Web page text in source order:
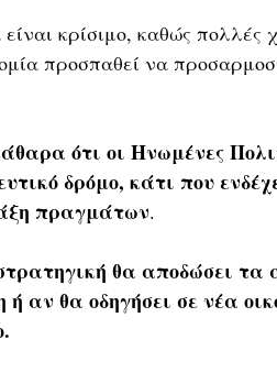
κρίσιμο, καθώς πολλές
προσπαθεί να
δρόμο, κάτι που
πραγμάτων.
θα αποδώσει τα
αν θα οδηγήσει σε νέα